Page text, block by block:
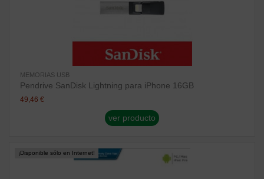
MEMORIAS USB
Pendrive SanDisk Lightning para iPhone 16GB
49,46 €
ver producto
¡Disponible sólo en Internet!